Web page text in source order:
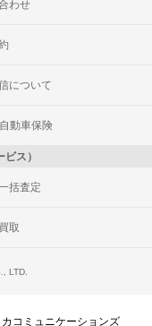
わせ
について
動車保険
ス）
括査定
取
LTD.
コミュニケーションズ